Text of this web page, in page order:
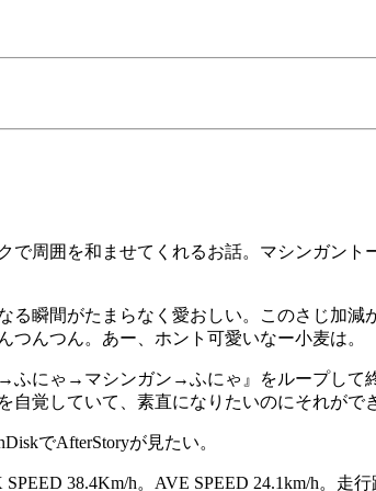
で周囲を和ませてくれるお話。マシンガン
る瞬間がたまらなく愛おしい。このさじ加
つんつん。あー、ホント可愛いなー小麦は。
にゃ→マシンガン→ふにゃ』をループして
自覚していて、素直になりたいのにそれが
でAfterStoryが見たい。
38.4Km/h。AVE SPEED 24.1km/h。